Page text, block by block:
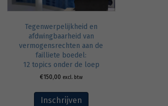
Tegenwerpelijkheid en
afdwingbaarheid van
vermogensrechten aan de
failliete boedel:
12 topics onder de loep
€150,00 excl. btw
Inschrijven